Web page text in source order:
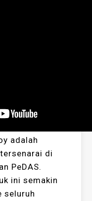
adalah
di
PeDAS.
ini semakin
seluruh